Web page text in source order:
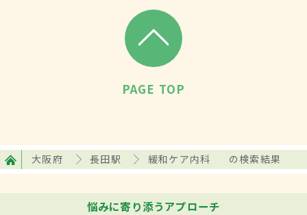
PAGE TOP
大阪府 長田駅 緩和ケア内科 の検索結果
悩みに寄り添うアプローチ